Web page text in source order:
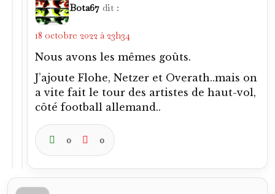
Bota67 dit :
18 octobre 2022 à 23h34
Nous avons les mêmes goûts.
J’ajoute Flohe, Netzer et Overath..mais on
a vite fait le tour des artistes de haut-vol,
côté football allemand..
0 0